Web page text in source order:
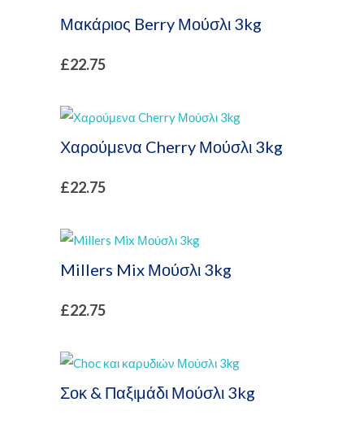
Μακάριος Berry Μούσλι 3kg
£22.75
Χαρούμενα Cherry Μούσλι 3kg
£22.75
Millers Mix Μούσλι 3kg
£22.75
Σοκ & Παξιμάδι Μούσλι 3kg